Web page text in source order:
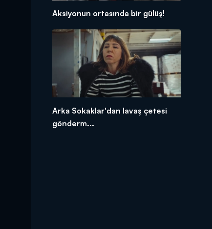
Aksiyonun ortasında bir gülüş!
Arka Sokaklar'dan lavaş çetesi
gönderm...